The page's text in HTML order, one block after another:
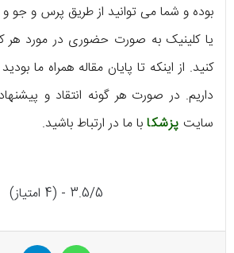
بوده و شما می توانید از طریق پرس و جو
یا کلینیک به صورت حضوری در مورد هر
کنید. از اینکه تا پایان مقاله همراه ما
داریم. در صورت هر گونه انتقاد و
سایت پزشکابا ما در ارتباط باشید.
3.5/5 - (4 امتیاز)
واتس آپ